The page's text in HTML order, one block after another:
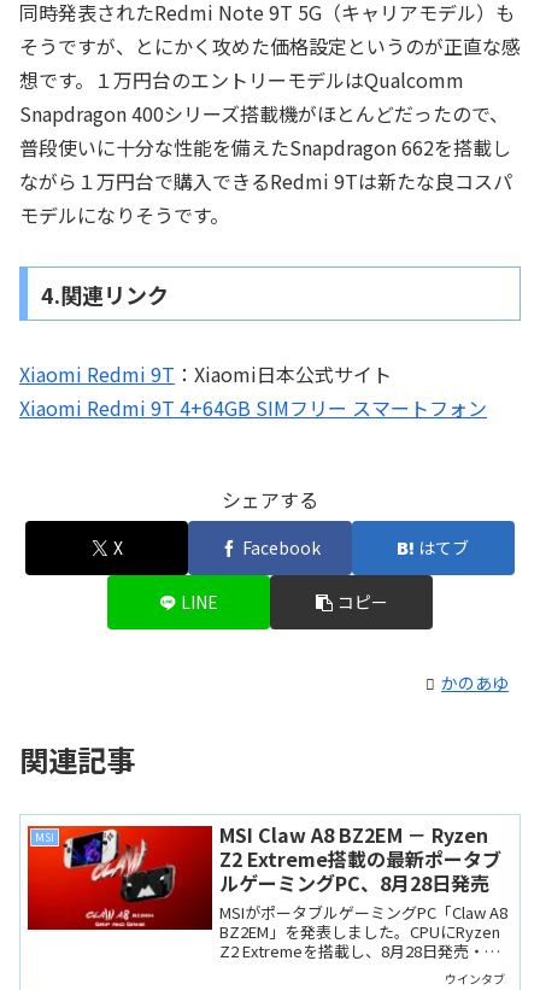
同時発表されたRedmi Note 9T 5G（キャリアモデル）も
そうですが、とにかく攻めた価格設定というのが正直な感
想です。１万円台のエントリーモデルはQualcomm
Snapdragon 400シリーズ搭載機がほとんどだったので、
普段使いに十分な性能を備えたSnapdragon 662を搭載し
ながら１万円台で購入できるRedmi 9Tは新たな良コスパ
モデルになりそうです。
4.関連リンク
Xiaomi Redmi 9T ：Xiaomi日本公式サイト
Xiaomi Redmi 9T 4+64GB SIMフリー スマートフォン
シェアする
X Facebook はてブ
LINE コピー
かのあゆ
関連記事
MSI
MSI Claw A8 BZ2EM － Ryzen
Z2 Extreme搭載の最新ポータブ
ルゲーミングPC、8月28日発売
MSIがポータブルゲーミングPC「Claw A8
BZ2EM」を発表しました。CPUにRyzen
Z2 Extremeを搭載し、8月28日発売・価
格159,800円。Core Ultra搭載の従来モデ
ウインタブ